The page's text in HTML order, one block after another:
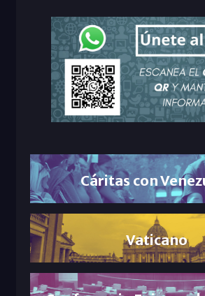
Cáritas con
Vaticano